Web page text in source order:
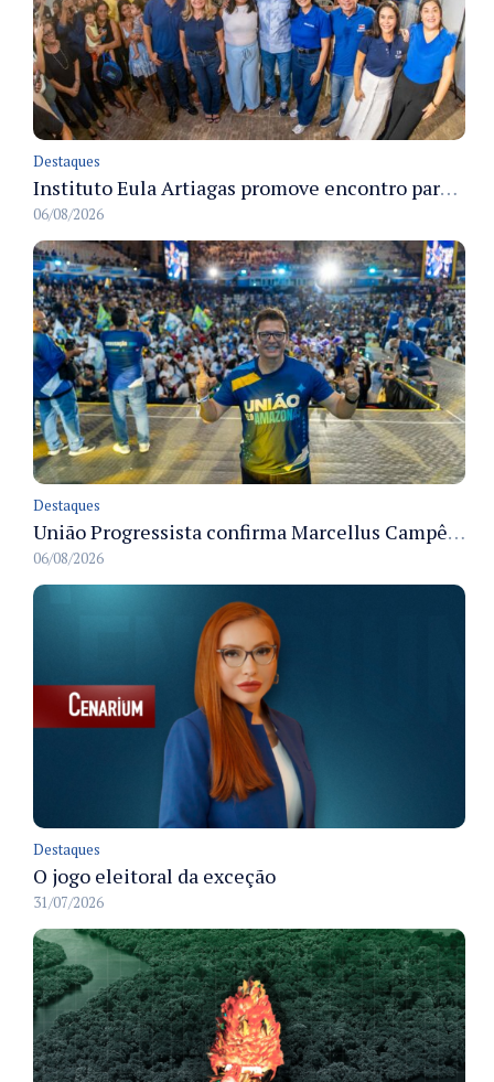
Destaques
Instituto Eula Artiagas promove encontro para discutir melhorias para o bairro Petrópolis
06/08/2026
Destaques
União Progressista confirma Marcellus Campêlo como candidato a deputado estadual
06/08/2026
Destaques
O jogo eleitoral da exceção
31/07/2026